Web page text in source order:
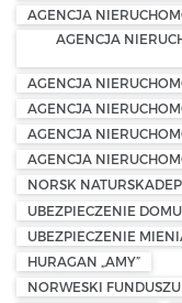
AGENCJA
AGENCJA
AGENCJA
AGENCJA
AGENCJA
AGENCJA
NORSK
UBEZPIECZENIE
UBEZPIECZENIE
HURAGAN „AMY”
NORWESKI